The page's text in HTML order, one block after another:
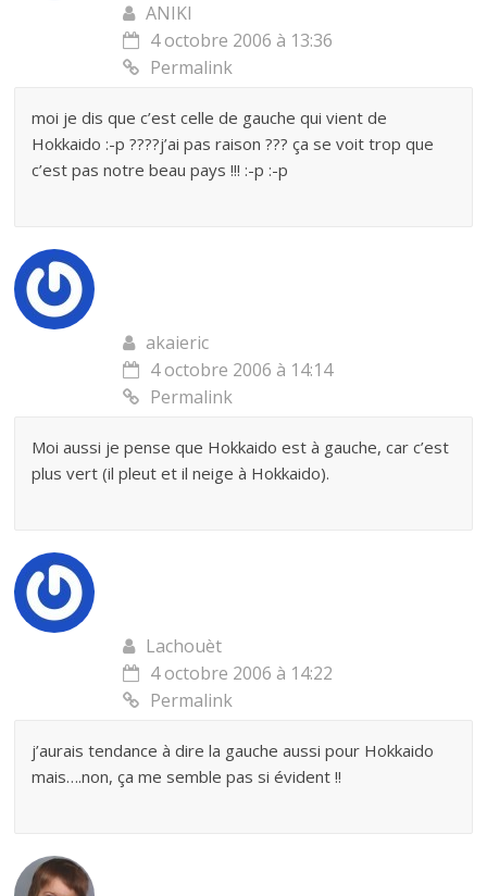
ANIKI
4 octobre 2006 à 13:36
Permalink
moi je dis que c’est celle de gauche qui vient de
Hokkaido :-p ????j’ai pas raison ??? ça se voit trop que
c’est pas notre beau pays !!! :-p :-p
akaieric
4 octobre 2006 à 14:14
Permalink
Moi aussi je pense que Hokkaido est à gauche, car c’est
plus vert (il pleut et il neige à Hokkaido).
Lachouèt
4 octobre 2006 à 14:22
Permalink
j’aurais tendance à dire la gauche aussi pour Hokkaido
mais….non, ça me semble pas si évident !!